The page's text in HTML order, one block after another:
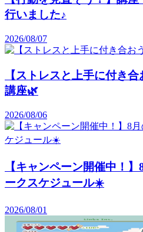
行いました♪
2026/08/07
【ストレスと上手に付き
講座🌿
2026/08/06
【キャンペーン開催中！
ークスケジュール☀️
2026/08/01